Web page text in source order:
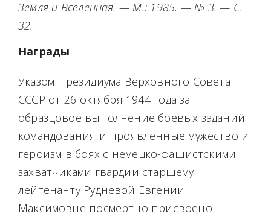
Земля и Вселенная. — М.: 1985. — № 3. — С.
32.
Награды
Указом Президиума Верховного Совета
СССР от 26 октября 1944 года за
образцовое выполнение боевых заданий
командования и проявленные мужество и
героизм в боях с немецко-фашистскими
захватчиками гвардии старшему
лейтенанту Рудневой Евгении
Максимовне посмертно присвоено